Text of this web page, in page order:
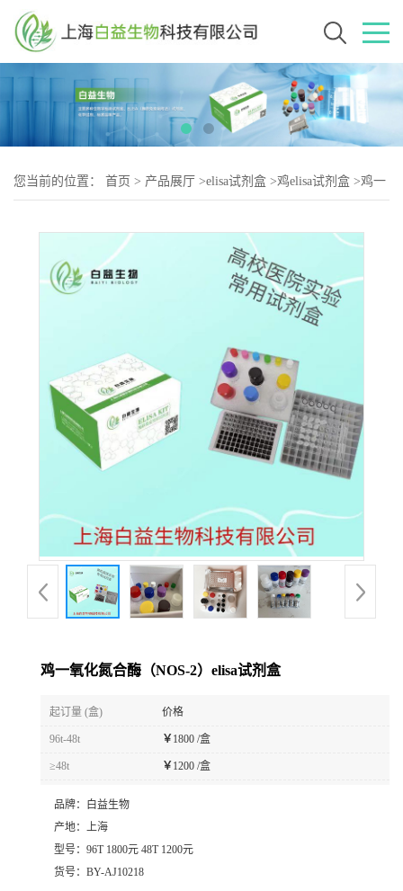
您当前的位置： 首页 > 产品展厅 >elisa试剂盒 >鸡elisa试剂盒 >鸡一
鸡一氧化氮合酶（NOS-2）elisa试剂盒
起订量 (盒) 价格
96t-48t ￥ 1800 /盒
≥48t ￥ 1200 /盒
品牌：
白益生物
产地： 上海
型号： 96T 1800元 48T 1200元
货号： BY-AJ10218